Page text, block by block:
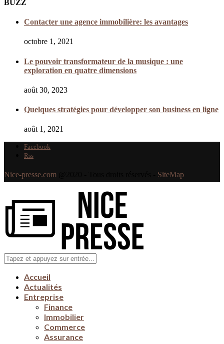
BUZZ
Contacter une agence immobilière: les avantages
octobre 1, 2021
Le pouvoir transformateur de la musique : une
exploration en quatre dimensions
août 30, 2023
Quelques stratégies pour développer son business en ligne
août 1, 2021
Facebook
Rss
Nice-presse.com SiteMap
Accueil
Actualités
Entreprise
Finance
Immobilier
Commerce
Assurance